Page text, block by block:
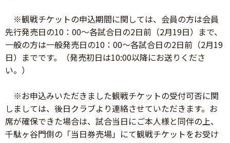
※観戦チケットの申込期間に関しては、会員の方は会員
先行発売日の10：00～各試合日の2日前（2月19日）まで、
一般の方は一般発売日の10：00～各試合日の2日前（2月19
日）までです。（発売初日は10:00以降にお送りくださ
い。）
※お申込みいただきました観戦チケットの受付可否に関
しましては、後日クラブより連絡させていただきます。お
席が確保できた場合は、試合当日にご本人様と同伴の上、
千駄ヶ谷門側の「当日券売場」にて観戦チケットをお受け